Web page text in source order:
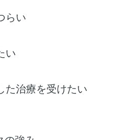
らい
い
た治療を受けたい